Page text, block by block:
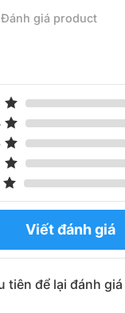
Đánh giá product
Viết đánh giá
tiên để lại đánh